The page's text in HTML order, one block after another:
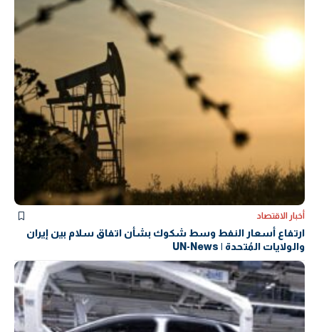
أخبار الاقتصاد
ارتفاع أسعار النفط وسط شكوك بشأن اتفاق سلام بين إيران
والولايات المُتحدة | UN-News